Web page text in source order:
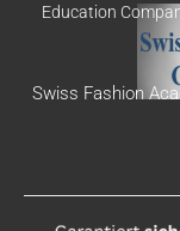
Education
Swiss Fashion